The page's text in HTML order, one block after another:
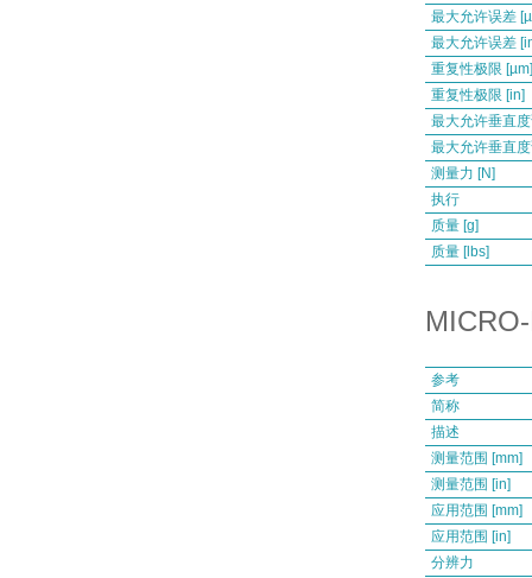
最大允许误差
最大允许误差
重复性极限 [µm]
重复性极限 [in]
最大允许垂直
最大允许垂直
测量力 [N]
执行
质量 [g]
质量 [lbs]
参考
简称
描述
测量范围 [mm]
测量范围 [in]
应用范围 [mm]
应用范围 [in]
分辨力